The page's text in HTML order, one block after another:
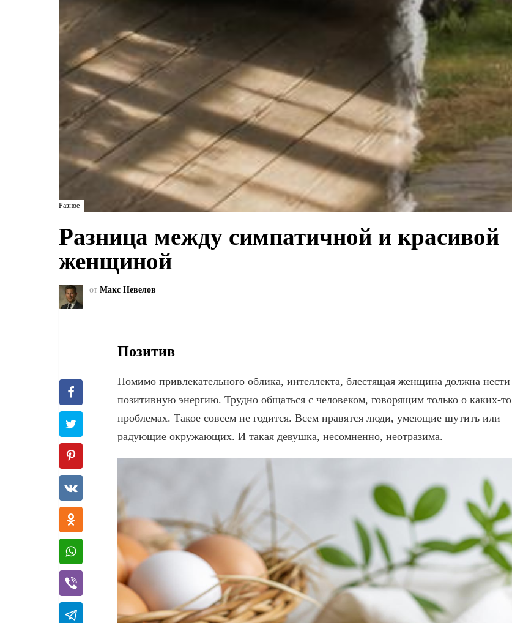
Разное
Разница между симпатичной и красивой
женщиной
от Макс Невелов
Позитив
Помимо привлекательного облика, интеллекта, блестящая женщина должна нести
позитивную энергию. Трудно общаться с человеком, говорящим только о каких-то
проблемах. Такое совсем не годится. Всем нравятся люди, умеющие шутить или
радующие окружающих. И такая девушка, несомненно, неотразима.